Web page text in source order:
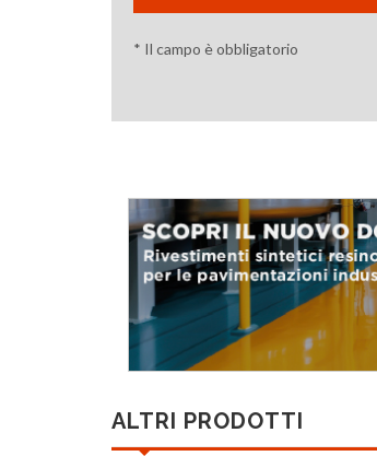
* Il campo è obbligatorio
ALTRI PRODOTTI